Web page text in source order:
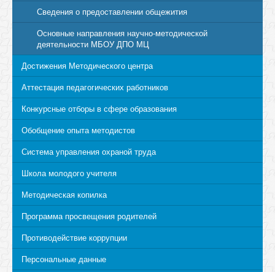
Сведения о предоставлении общежития
Основные направления научно-методической
деятельности МБОУ ДПО МЦ
Достижения Методического центра
Аттестация педагогических работников
Конкурсные отборы в сфере образования
Обобщение опыта методистов
Система управления охраной труда
Школа молодого учителя
Методическая копилка
Программа просвещения родителей
Противодействие коррупции
Персональные данные